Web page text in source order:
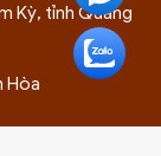
Kỳ, tỉnh Quảng
Hòa